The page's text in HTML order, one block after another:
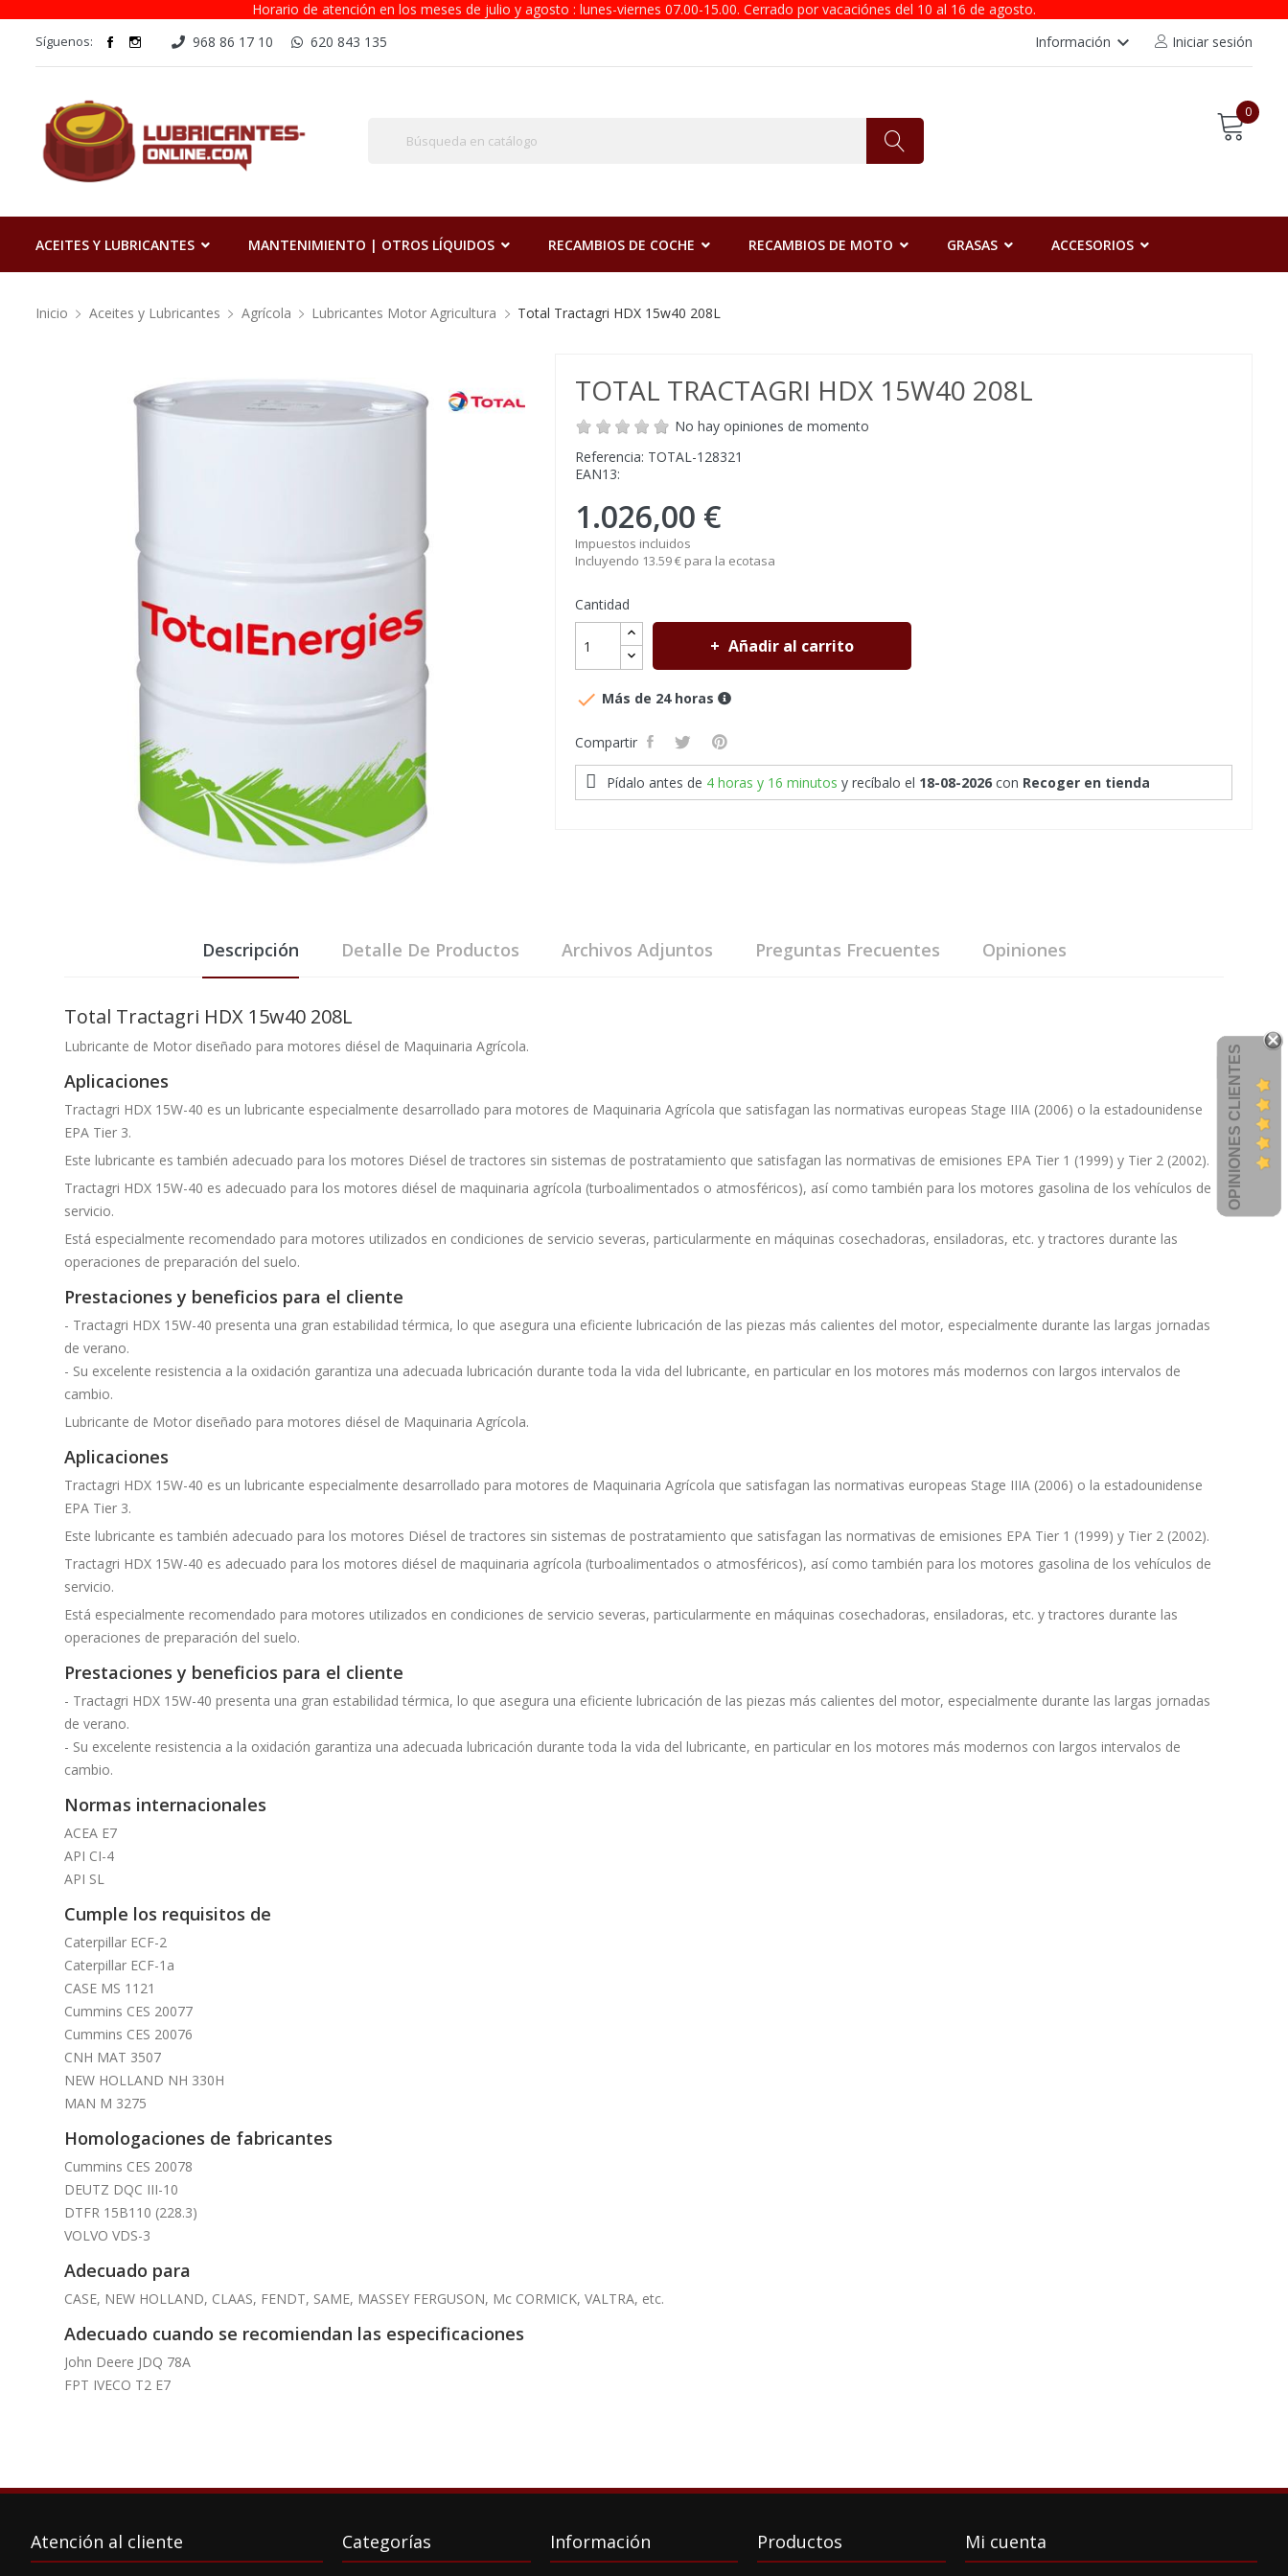
Horario de atención en los meses de julio y agosto : lunes-viernes 07.00-15.00. Cerrado por vacaciónes del 10 al 16 de agosto.
Síguenos: 968 86 17 10 620 843 135 Iniciar sesión
Información keyboard_arrow_down
0
ACEITES Y LUBRICANTES MANTENIMIENTO | OTROS LÍQUIDOS RECAMBIOS DE COCHE RECAMBIOS DE MOTO GRASAS ACCESORIOS
Inicio Aceites y Lubricantes Agrícola Lubricantes Motor Agricultura Total Tractagri HDX 15w40 208L
TOTAL TRACTAGRI HDX 15W40 208L
No hay opiniones de momento
Referencia: TOTAL-128321
EAN13:
1.026,00 €
Impuestos incluidos
Incluyendo 13.59 € para la ecotasa
Cantidad
Añadir al carrito
 Más de 24 horas
Compartir
Pídalo antes de 4 horas y 16 minutos y recíbalo el 18-08-2026 con Recoger en tienda
Descripción Detalle De Productos Archivos Adjuntos Preguntas Frecuentes Opiniones
Total Tractagri HDX 15w40 208L
Lubricante de Motor diseñado para motores diésel de Maquinaria Agrícola.
Aplicaciones
Tractagri HDX 15W-40 es un lubricante especialmente desarrollado para motores de Maquinaria Agrícola que satisfagan las normativas europeas Stage IIIA (2006) o la estadounidense
EPA Tier 3.
Este lubricante es también adecuado para los motores Diésel de tractores sin sistemas de postratamiento que satisfagan las normativas de emisiones EPA Tier 1 (1999) y Tier 2 (2002).
Tractagri HDX 15W-40 es adecuado para los motores diésel de maquinaria agrícola (turboalimentados o atmosféricos), así como también para los motores gasolina de los vehículos de
servicio.
Está especialmente recomendado para motores utilizados en condiciones de servicio severas, particularmente en máquinas cosechadoras, ensiladoras, etc. y tractores durante las
operaciones de preparación del suelo.
Prestaciones y beneficios para el cliente
- Tractagri HDX 15W-40 presenta una gran estabilidad térmica, lo que asegura una eficiente lubricación de las piezas más calientes del motor, especialmente durante las largas jornadas
de verano.
- Su excelente resistencia a la oxidación garantiza una adecuada lubricación durante toda la vida del lubricante, en particular en los motores más modernos con largos intervalos de
cambio.
Lubricante de Motor diseñado para motores diésel de Maquinaria Agrícola.
Aplicaciones
Tractagri HDX 15W-40 es un lubricante especialmente desarrollado para motores de Maquinaria Agrícola que satisfagan las normativas europeas Stage IIIA (2006) o la estadounidense
EPA Tier 3.
Este lubricante es también adecuado para los motores Diésel de tractores sin sistemas de postratamiento que satisfagan las normativas de emisiones EPA Tier 1 (1999) y Tier 2 (2002).
Tractagri HDX 15W-40 es adecuado para los motores diésel de maquinaria agrícola (turboalimentados o atmosféricos), así como también para los motores gasolina de los vehículos de
servicio.
Está especialmente recomendado para motores utilizados en condiciones de servicio severas, particularmente en máquinas cosechadoras, ensiladoras, etc. y tractores durante las
operaciones de preparación del suelo.
Prestaciones y beneficios para el cliente
- Tractagri HDX 15W-40 presenta una gran estabilidad térmica, lo que asegura una eficiente lubricación de las piezas más calientes del motor, especialmente durante las largas jornadas
de verano.
- Su excelente resistencia a la oxidación garantiza una adecuada lubricación durante toda la vida del lubricante, en particular en los motores más modernos con largos intervalos de
cambio.
Normas internacionales
ACEA E7
API CI-4
API SL
Cumple los requisitos de
Caterpillar ECF-2
Caterpillar ECF-1a
CASE MS 1121
Cummins CES 20077
Cummins CES 20076
CNH MAT 3507
NEW HOLLAND NH 330H
MAN M 3275
Homologaciones de fabricantes
Cummins CES 20078
DEUTZ DQC III-10
DTFR 15B110 (228.3)
VOLVO VDS-3
Adecuado para
CASE, NEW HOLLAND, CLAAS, FENDT, SAME, MASSEY FERGUSON, Mc CORMICK, VALTRA, etc.
Adecuado cuando se recomiendan las especificaciones
John Deere JDQ 78A
FPT IVECO T2 E7
Atención al cliente Categorías Información Productos Mi cuenta
OPINIONES CLIENTES